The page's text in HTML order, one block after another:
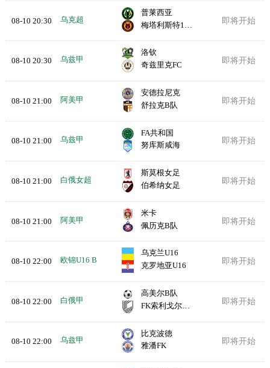
08-10 20:30 乌克超
普莱西亚
梅塔利斯特1925
即将开始
08-10 20:30 乌兹甲
洛钦
奇兹里克FC
即将开始
08-10 21:00 阿美甲
安德拉尼克
舒拉克B队
即将开始
08-10 21:00 乌兹甲
FA共和国
努库斯咸海
即将开始
08-10 21:00 白俄女超
斯莫根女足
伯希纳女足
即将开始
08-10 21:00 阿美甲
米卡
佩历克B队
即将开始
08-10 22:00 欧锦U16 B
乌克兰U16
克罗地亚U16
即将开始
08-10 22:00 白俄甲
高美尔B队
FK索利戈尔斯克
即将开始
08-10 22:00 乌兹甲
比克波德
雅潘FK
即将开始